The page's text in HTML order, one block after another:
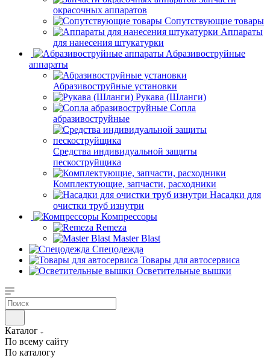
окрасочных аппаратов
Сопутствующие товары
Аппараты
для нанесения штукатурки
Aбразивоструйные
аппараты
Абразивоструйные установки
Рукава (Шланги)
Сопла
абразивоструйные
Средства индивидуальной защиты
пескоструйщика
Комплектующие, запчасти, расходники
Насадки для
очистки труб изнутри
Компрессоры
Remeza
Master Blast
Спецодежда
Товары для автосервиса
Осветительные вышки
Каталог
По всему сайту
По каталогу